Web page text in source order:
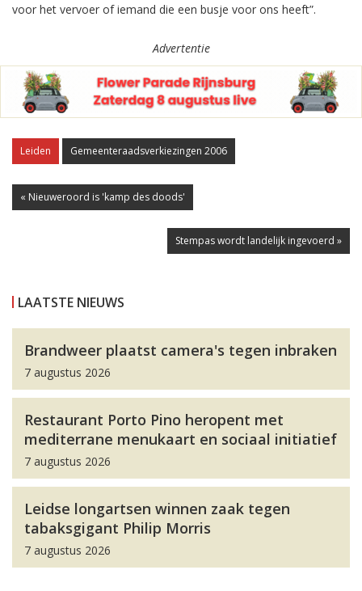
voor het vervoer of iemand die een busje voor ons heeft”.
Advertentie
Leiden Gemeenteraadsverkiezingen 2006
« Nieuweroord is 'kamp des doods'
Stempas wordt landelijk ingevoerd »
LAATSTE NIEUWS
Brandweer plaatst camera's tegen inbraken
7 augustus 2026
Restaurant Porto Pino heropent met
mediterrane menukaart en sociaal initiatief
7 augustus 2026
Leidse longartsen winnen zaak tegen
tabaksgigant Philip Morris
7 augustus 2026